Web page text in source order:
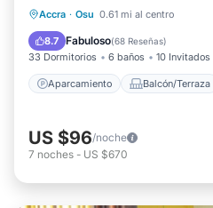
Accra · Osu 0.61 mi al centro
8.7 Fabuloso(68 Reseñas)
33 Dormitorios 6 baños 10 Invitados
Aparcamiento Balcón/Terraza
Aparcamiento
Aire acondicionado
US $96/noche
7 noches - US $670